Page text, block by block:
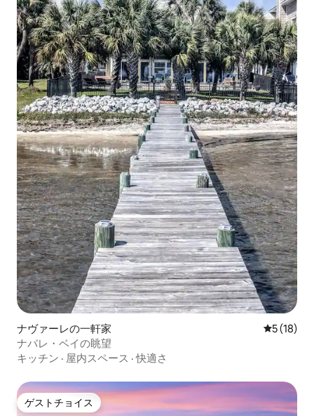
ナヴァーレの一軒家 レビュー
5 (18)
ナバレ・ベイの眺望
キッチン · 屋内スペース ·快適さ
ゲストチョイス
ゲストチョイス